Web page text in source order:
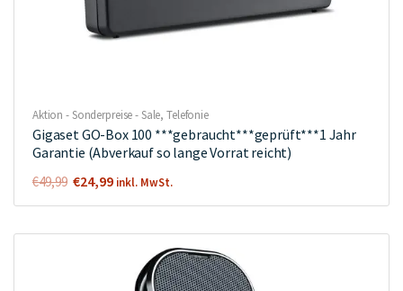
Aktion - Sonderpreise - Sale,Telefonie
Gigaset GO-Box 100 ***gebraucht***geprüft***1 Jahr
Garantie (Abverkauf so lange Vorrat reicht)
€49,99 Ursprünglicher
Preis
€24,99Aktueller
Preis
inkl. MwSt.